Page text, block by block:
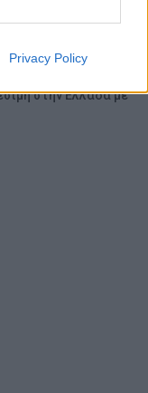
Privacy Policy
στην Ελλάδα με